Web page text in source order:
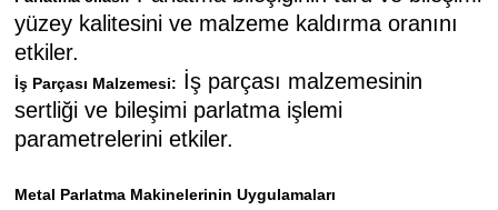
yüzey kalitesini ve malzeme kaldırma oranını
etkiler.
İş Parçası Malzemesi: İş parçası malzemesinin
sertliği ve bileşimi parlatma işlemi
parametrelerini etkiler.
Metal Parlatma Makinelerinin Uygulamaları